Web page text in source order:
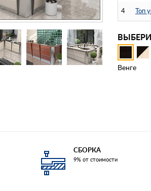
4 Топ
Венге
СБОРКА
9% от стоимости